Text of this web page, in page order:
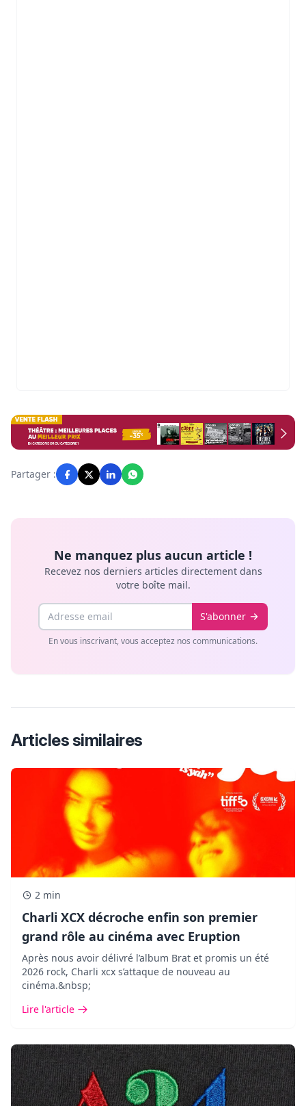
Partager :
Ne manquez plus aucun article !
Recevez nos derniers articles directement dans
votre boîte mail.
Email S'abonner
En vous inscrivant, vous acceptez nos communications.
Articles similaires
2 min
Charli XCX décroche enfin son premier
grand rôle au cinéma avec Eruption
Après nous avoir délivré l’album Brat et promis un été
2026 rock, Charli xcx s’attaque de nouveau au
cinéma.&nbsp;
Lire l'article